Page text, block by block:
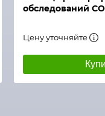
обследований
Цену уточняйте